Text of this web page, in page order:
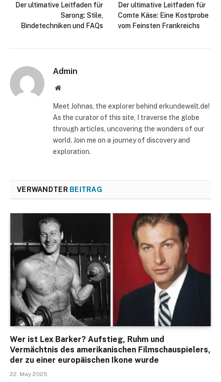
Der ultimative Leitfaden für
Sarong: Stile,
Bindetechniken und FAQs
Der ultimative Leitfaden für
Comte Käse: Eine Kostprobe
vom Feinsten Frankreichs
Admin
Website
Meet Johnas, the explorer behind erkundewelt.de!
As the curator of this site, I traverse the globe
through articles, uncovering the wonders of our
world. Join me on a journey of discovery and
exploration.
VERWANDTER BEITRAG
Wer ist Lex Barker? Aufstieg, Ruhm und
Vermächtnis des amerikanischen Filmschauspielers,
der zu einer europäischen Ikone wurde
22. May 2025